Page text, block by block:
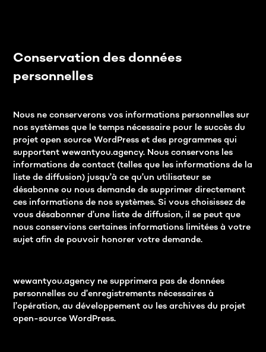
Conservation des données
personnelles
Nous ne conserverons vos informations personnelles sur
nos systèmes que le temps nécessaire pour le succès du
projet open source WordPress et des programmes qui
supportent wewantyou.agency. Nous conservons les
informations de contact (telles que les informations de la
liste de diffusion) jusqu’à ce qu’un utilisateur se
désabonne ou nous demande de supprimer directement
ces informations de nos systèmes. Si vous choisissez de
vous désabonner d’une liste de diffusion, il se peut que
nous conservions certaines informations limitées à votre
sujet afin de pouvoir honorer votre demande.
wewantyou.agency ne supprimera pas de données
personnelles ou d’enregistrements nécessaires à
l’opération, au développement ou les archives du projet
open-source WordPress.